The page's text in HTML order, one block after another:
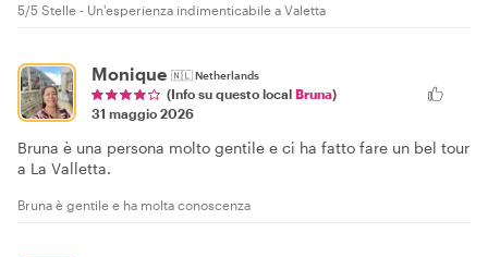
5/5 Stelle - Un'esperienza indimenticabile a Valetta
Monique 🇳🇱Netherlands
(Info su questo local Bruna)
31 maggio 2026
Bruna è una persona molto gentile e ci ha fatto fare un bel tour
a La Valletta.
Bruna è gentile e ha molta conoscenza